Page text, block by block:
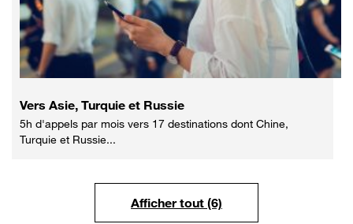
Vers Asie, Turquie et Russie
5h d'appels par mois vers 17 destinations dont Chine,
Turquie et Russie...
Afficher tout (6)